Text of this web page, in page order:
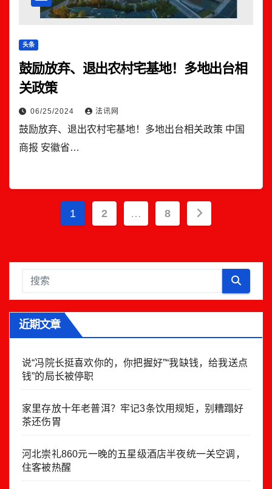
头条
鼓励放弃、退出农村宅基地！多地出台相
关政策
06/25/2024 法讯网
鼓励放弃、退出农村宅基地！多地出台相关政策 中国
商报 安徽省…
文
导
1 2 … 8
近期文章
说“冯院长挺喜欢你的，你把握好”“我缺钱，给我送点
钱”的局长被停职
家里存放十年老普洱？牢记3条饮用规矩，别糟蹋好
茶还伤胃
河北崇礼860元一晚的五星级酒店半夜统一关空调，
住客被热醒